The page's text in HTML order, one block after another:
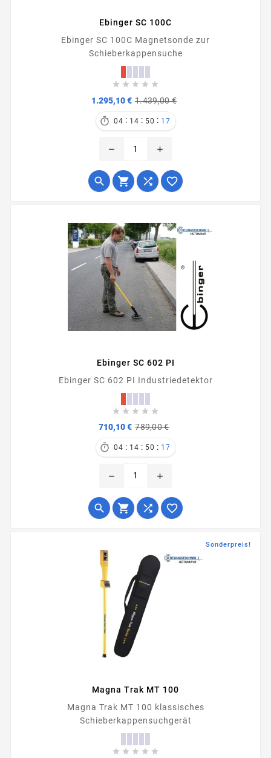
Ebinger SC 100C
Ebinger SC 100C Magnetsonde zur
Schieberkappensuche
    
1.295,10 € 1.439,00 €
 04 : 14 : 50 : 17
remove add
   
Ebinger SC 602 PI
Ebinger SC 602 PI Industriedetektor
    
710,10 € 789,00 €
 04 : 14 : 50 : 17
remove add
   
Sonderpreis!
Magna Trak MT 100
Magna Trak MT 100 klassisches
Schieberkappensuchgerät
    